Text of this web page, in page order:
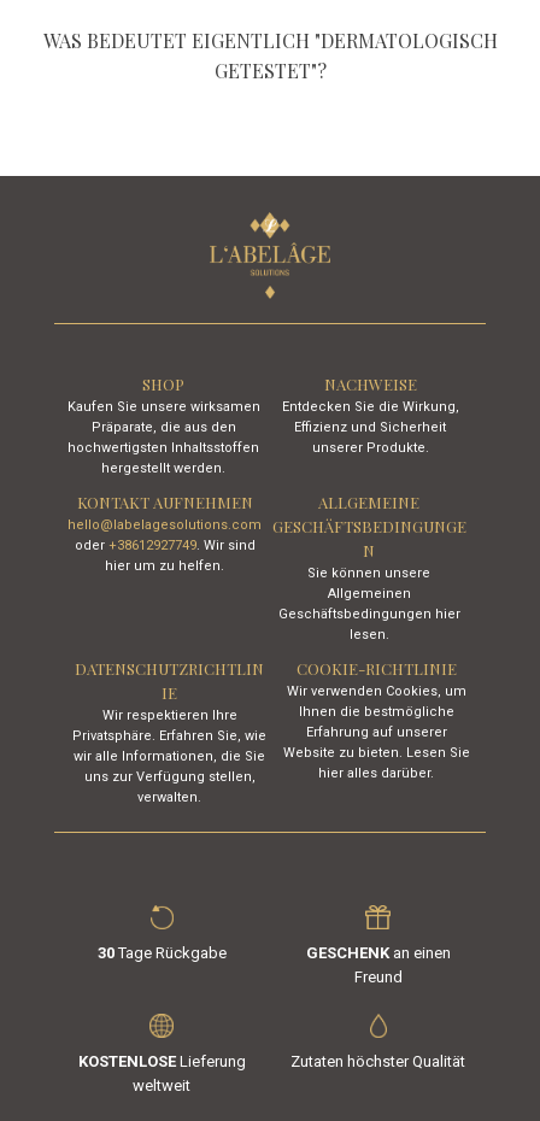
WAS BEDEUTET EIGENTLICH "DERMATOLOGISCH
GETESTET"?
SHOP
Kaufen Sie unsere wirksamen
Präparate, die aus den
hochwertigsten Inhaltsstoffen
hergestellt werden.
NACHWEISE
Entdecken Sie die Wirkung,
Effizienz und Sicherheit
unserer Produkte.
KONTAKT AUFNEHMEN
hello@labelagesolutions.com
oder +38612927749. Wir sind
hier um zu helfen.
ALLGEMEINE
GESCHÄFTSBEDINGUNGE
N
Sie können unsere
Allgemeinen
Geschäftsbedingungen hier
lesen.
DATENSCHUTZRICHTLIN
IE
Wir respektieren Ihre
Privatsphäre. Erfahren Sie, wie
wir alle Informationen, die Sie
uns zur Verfügung stellen,
verwalten.
COOKIE-RICHTLINIE
Wir verwenden Cookies, um
Ihnen die bestmögliche
Erfahrung auf unserer
Website zu bieten. Lesen Sie
hier alles darüber.
30Tage Rückgabe GESCHENKan einen
Freund
KOSTENLOSELieferung
weltweit
Zutaten höchster Qualität